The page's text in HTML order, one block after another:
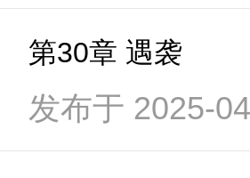
第30章 遇袭
发布于 2025-